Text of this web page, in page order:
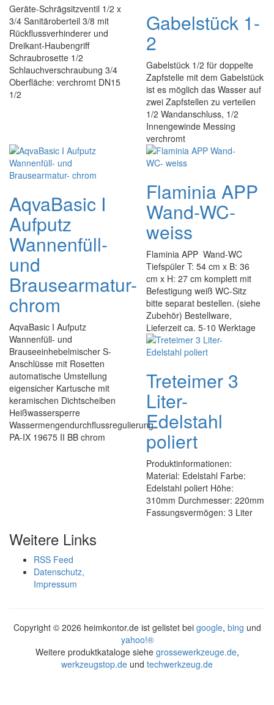
Geräte-Schrägsitzventil 1/2 x
3/4 Sanitäroberteil 3/8 mit
Rückflussverhinderer und
Dreikant-Haubengriff
Schraubrosette 1/2
Schlauchverschraubung 3/4
Oberfläche: verchromt DN15
1/2
Gabelstück 1-
2
Gabelstück 1/2 für doppelte
Zapfstelle mit dem Gabelstück
ist es möglich das Wasser auf
zwei Zapfstellen zu verteilen
1/2 Wandanschluss, 1/2
Innengewinde Messing
verchromt
AqvaBasic I
Aufputz
Wannenfüll-
und
Brausearmatur-
chrom
AqvaBasic I Aufputz
Wannenfüll- und
Brauseeinhebelmischer S-
Anschlüsse mit Rosetten
automatische Umstellung
eigensicher Kartusche mit
keramischen Dichtscheiben
Heißwassersperre
Wassermengendurchflussregulierung
PA-IX 19675 II BB chrom
Flaminia APP
Wand-WC-
weiss
Flaminia APP Wand-WC
Tiefspüler T: 54 cm x B: 36
cm x H: 27 cm komplett mit
Befestigung weiß WC-Sitz
bitte separat bestellen. (siehe
Zubehör) Bestellware,
Lieferzeit ca. 5-10 Werktage
Treteimer 3
Liter-
Edelstahl
poliert
Produktinformationen:
Material: Edelstahl Farbe:
Edelstahl poliert Höhe:
310mm Durchmesser: 220mm
Fassungsvermögen: 3 Liter
Weitere Links
RSS Feed
Datenschutz,
Impressum
Copyright © 2026 heimkontor.de ist gelistet bei google, bing und
yahoo!®
Weitere produktkataloge siehe grossewerkzeuge.de,
werkzeugstop.de und techwerkzeug.de